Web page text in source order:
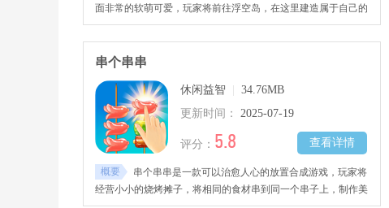
面非常的软萌可爱，玩家将前往浮空岛，在这里建造属于自己的
小岛，在这里社交。精美的游戏画面，在米姆米姆哈看星空流
云。
串个串串
休闲益智
34.76MB
更新时间：
2025-07-19
查看详情
评分： 5.8
概要
串个串串是一款可以治愈人心的放置合成游戏，玩家将
经营小小的烧烤摊子，将相同的食材串到同一个串子上，制作美